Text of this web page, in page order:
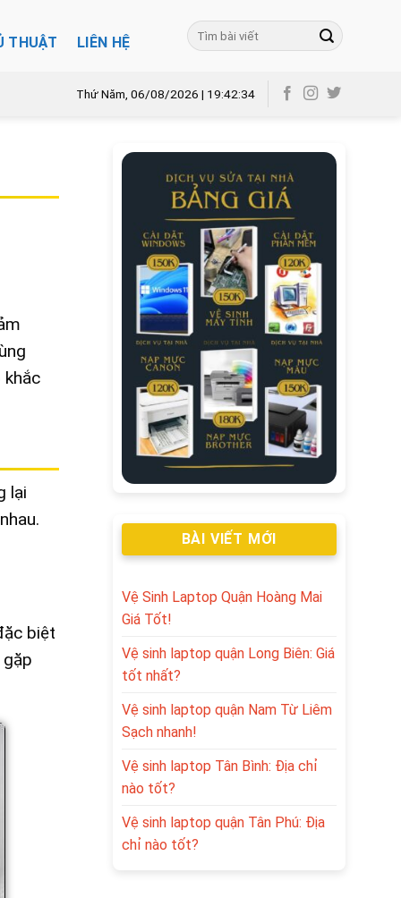
THUẬT LIÊN HỆ
Thứ Năm, 06/08/2026 | 19:42:35
khắc
lại
biệt
BÀI VIẾT MỚI
Vệ Sinh Laptop Quận Hoàng Mai
Giá Tốt!
Vệ sinh laptop quận Long Biên: Giá
tốt nhất?
Vệ sinh laptop quận Nam Từ Liêm
Sạch nhanh!
Vệ sinh laptop Tân Bình: Địa chỉ
nào tốt?
Vệ sinh laptop quận Tân Phú: Địa
chỉ nào tốt?